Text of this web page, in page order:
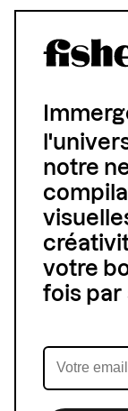
notre
votre
fois par